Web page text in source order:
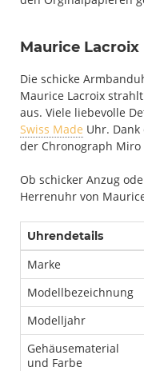
Maurice
Die schicke
Maurice Lacroix strahlt
aus. Viele liebevolle
Swiss Made Uhr. Dank
der Chronograph
Ob schicker Anzug
Herrenuhr von
Uhrendetails
Marke
Modellbezeichnung
Modelljahr
Gehäusematerial
und Farbe